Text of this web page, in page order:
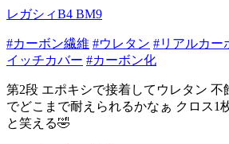
レガシィB4 BM9
#カーボン繊維 #ウレタン #リアルカー
イッチカバー #カーボン化
第2段 エポキシで接着してウレタン 不
でどこまで耐えられるかなぁ クロス1
と笑える🤣